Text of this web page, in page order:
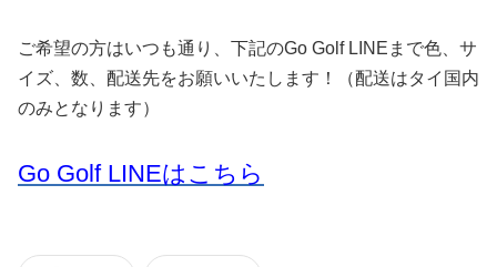
ご希望の方はいつも通り、下記のGo Golf LINEまで色、サ
イズ、数、配送先をお願いいたします！（配送はタイ国内
のみとなります）
Go Golf LINEはこちら